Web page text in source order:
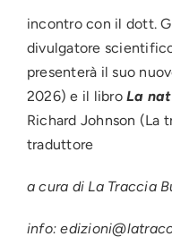
incontro con il dott.
divulgatore
presenterà il suo
2026) e il libroLa
Richard Johnson (La
traduttore
a cura di La Traccia
info: